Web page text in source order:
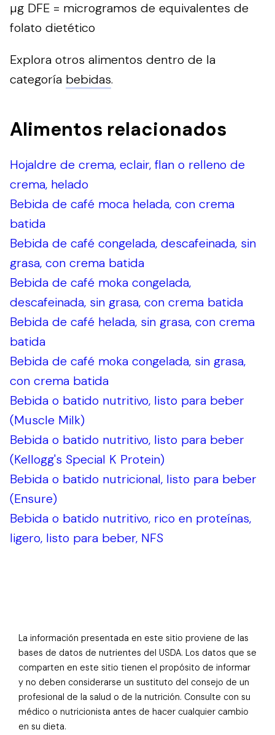
µg DFE = microgramos de equivalentes de
folato dietético
Explora otros alimentos dentro de la
categoría bebidas.
Alimentos relacionados
Hojaldre de crema, eclair, flan o relleno de
crema, helado
Bebida de café moca helada, con crema
batida
Bebida de café congelada, descafeinada, sin
grasa, con crema batida
Bebida de café moka congelada,
descafeinada, sin grasa, con crema batida
Bebida de café helada, sin grasa, con crema
batida
Bebida de café moka congelada, sin grasa,
con crema batida
Bebida o batido nutritivo, listo para beber
(Muscle Milk)
Bebida o batido nutritivo, listo para beber
(Kellogg's Special K Protein)
Bebida o batido nutricional, listo para beber
(Ensure)
Bebida o batido nutritivo, rico en proteínas,
ligero, listo para beber, NFS
La información presentada en este sitio proviene de las
bases de datos de nutrientes del USDA. Los datos que se
comparten en este sitio tienen el propósito de informar
y no deben considerarse un sustituto del consejo de un
profesional de la salud o de la nutrición. Consulte con su
médico o nutricionista antes de hacer cualquier cambio
en su dieta.